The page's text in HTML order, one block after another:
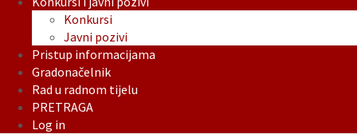
Konkursi
Javni pozivi
Pristup informacijama
Gradonačelnik
Rad u radnom tijelu
PRETRAGA
Log in